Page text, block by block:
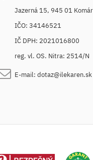
Jazerná 15, 945 01
IČO: 34146521
IČ DPH: 2021016800
reg. vl. OS. Nitra: 2514/N
E-mail: dotaz@ilekaren.sk